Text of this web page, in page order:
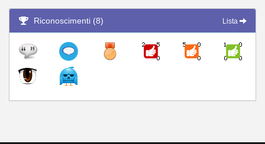
Riconoscimenti (8) Lista